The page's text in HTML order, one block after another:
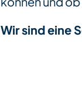
Wir sind eine